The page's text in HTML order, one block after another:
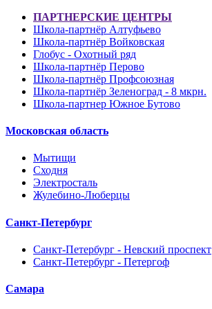
ПАРТНЕРСКИЕ ЦЕНТРЫ
Школа-партнёр Алтуфьево
Школа-партнёр Войковская
Глобус - Охотный ряд
Школа-партнёр Перово
Школа-партнёр Профсоюзная
Школа-партнёр Зеленоград - 8 мкрн.
Школа-партнер Южное Бутово
Московская область
Мытищи
Сходня
Электросталь
Жулебино-Люберцы
Санкт-Петербург
Санкт-Петербург - Невский проспект
Санкт-Петербург - Петергоф
Самара